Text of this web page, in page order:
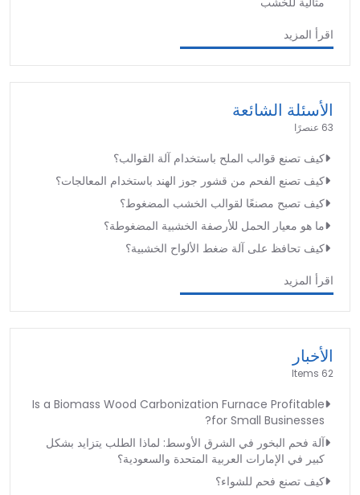
اقرأ المزيد
الأسئلة الشائعة
63 عنصرًا
كيف تصنع قوالب الملح باستخدام آلة القوالب؟
كيف تصنع الفحم من قشور جوز الهند باستخدام المعالجات؟
كيف تصبح مصنعًا لقوالب الخشب المضغوط؟
ما هو معيار الحمل للأرصفة الخشبية المضغوطة؟
كيف تحافظ على آلة ضغط الألواح الخشبية؟
اقرأ المزيد
الأخبار
62 Items
Is a Biomass Wood Carbonization Furnace Profitable
for Small Businesses?
آلة فحم البخور في الشرق الأوسط: لماذا الطلب يتزايد بشكل
كبير في الإمارات العربية المتحدة والسعودية؟
كيف تصنع فحم للشواء؟